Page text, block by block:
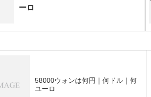
ーロ
58000ウォンは何円｜何ドル｜何
ユーロ